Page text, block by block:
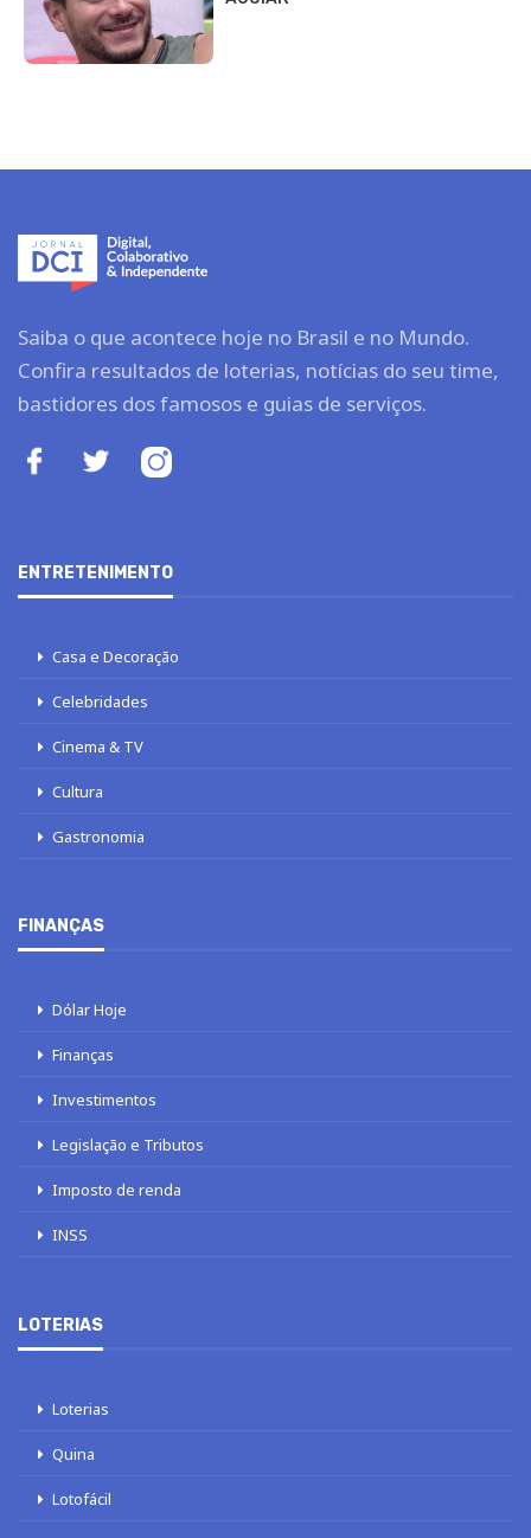
Saiba o que acontece hoje no Brasil e no Mundo.
Confira resultados de loterias, notícias do seu time,
bastidores dos famosos e guias de serviços.
ENTRETENIMENTO
Casa e Decoração
Celebridades
Cinema & TV
Cultura
Gastronomia
FINANÇAS
Dólar Hoje
Finanças
Investimentos
Legislação e Tributos
Imposto de renda
INSS
LOTERIAS
Loterias
Quina
Lotofácil